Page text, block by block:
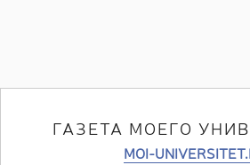
ГАЗЕТА МОЕГО
MOI-